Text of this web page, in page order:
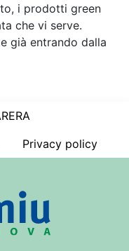
i prodotti green
che vi serve.
già entrando dalla
Privacy policy